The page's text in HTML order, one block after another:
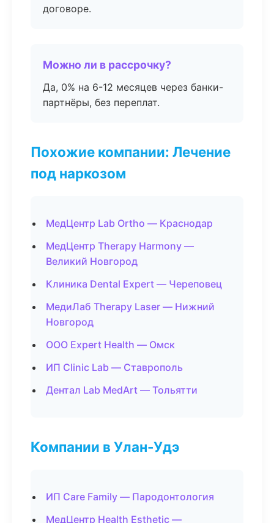
договоре.
Можно ли в рассрочку?
Да, 0% на 6-12 месяцев через банки-
партнёры, без переплат.
Похожие компании: Лечение
под наркозом
МедЦентр Lab Ortho — Краснодар
МедЦентр Therapy Harmony —
Великий Новгород
Клиника Dental Expert — Череповец
МедиЛаб Therapy Laser — Нижний
Новгород
ООО Expert Health — Омск
ИП Clinic Lab — Ставрополь
Дентал Lab MedArt — Тольятти
Компании в Улан-Удэ
ИП Care Family — Пародонтология
МедЦентр Health Esthetic —